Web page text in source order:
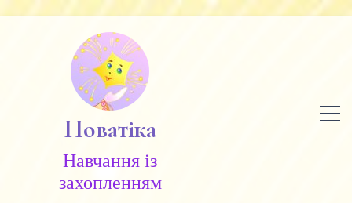
Новатіка
Навчання із
захопленням